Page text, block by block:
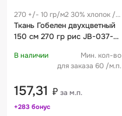
270 +/- 10 гр/м2 30% хлопок /
70% полиэстер 0.29 м
Ткань Гобелен двухцветный
150 см 270 гр рис JB-037-3
В наличии
Мин. кол-во
для заказа 60 /м.п.
157,31 ₽ за м.п.
+283 бонус